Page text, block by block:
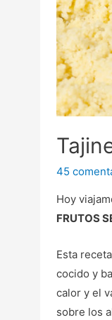
45
Hoy
FRUTOS
Esta
cocido y
calor y el
sobre los